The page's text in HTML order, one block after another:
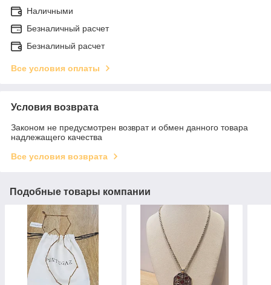
Наличными
Безналичный расчет
Безналиный расчет
Все условия оплаты
Условия возврата
Законом не предусмотрен возврат и обмен данного товара
надлежащего качества
Все условия возврата
Подобные товары компании